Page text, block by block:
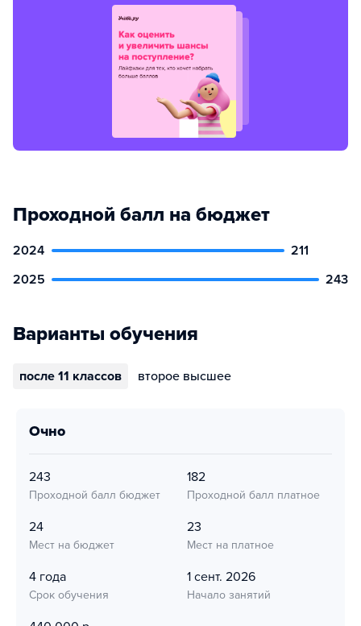
Проходной балл на бюджет
2024
211
2025
243
Варианты обучения
после 11 классов второе высшее
очно
243
Проходной балл бюджет
182
Проходной балл платное
24
Мест на бюджет
23
Мест на платное
4 года
Срок обучения
1 сент. 2026
Начало занятий